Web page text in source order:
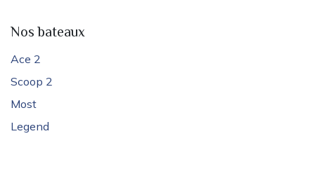
Nos bateaux
Ace 2
Scoop 2
Most
Legend